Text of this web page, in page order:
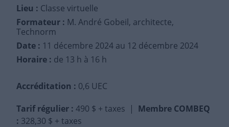
Lieu : Classe virtuelle
Formateur : M. André Gobeil, architecte,
Technorm
Date : 11 décembre 2024 au 12 décembre 2024
Horaire : de 13 h à 16 h
Accréditation : 0,6 UEC
Tarif régulier : 490 $ + taxes | Membre COMBEQ
: 328,30 $ + taxes